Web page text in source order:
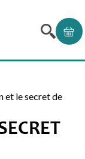
et le secret de